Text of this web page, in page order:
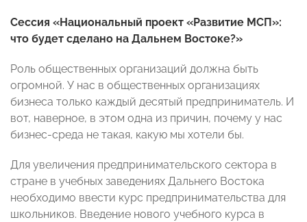
Сессия «Национальный проект «Развитие МСП»:
что будет сделано на Дальнем Востоке?»
Роль общественных организаций должна быть
огромной. У нас в общественных организациях
бизнеса только каждый десятый предприниматель. И
вот, наверное, в этом одна из причин, почему у нас
бизнес-среда не такая, какую мы хотели бы.
Для увеличения предпринимательского сектора в
стране в учебных заведениях Дальнего Востока
необходимо ввести курс предпринимательства для
школьников. Введение нового учебного курса в